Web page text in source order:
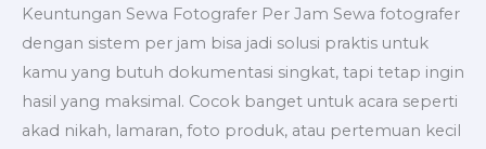
Keuntungan Sewa Fotografer Per Jam Sewa fotografer
dengan sistem per jam bisa jadi solusi praktis untuk
kamu yang butuh dokumentasi singkat, tapi tetap ingin
hasil yang maksimal. Cocok banget untuk acara seperti
akad nikah, lamaran, foto produk, atau pertemuan kecil